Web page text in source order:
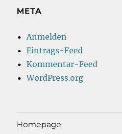
META
Anmelden
Eintrags-Feed
Kommentar-Feed
WordPress.org
Homepage